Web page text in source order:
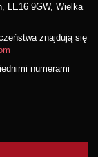
LE16 9GW, Wielka
znajdują się
numerami